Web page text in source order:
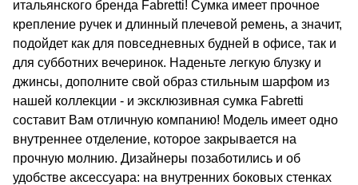
итальянского бренда Fabretti! Сумка имеет прочное
крепление ручек и длинный плечевой ремень, а значит,
подойдет как для повседневных будней в офисе, так и
для субботних вечеринок. Наденьте легкую блузку и
джинсы, дополните свой образ стильным шарфом из
нашей коллекции - и эксклюзивная сумка Fabretti
составит Вам отличную компанию! Модель имеет одно
внутреннее отделение, которое закрывается на
прочную молнию. Дизайнеры позаботились и об
удобстве аксессуара: на внутренних боковых стенках